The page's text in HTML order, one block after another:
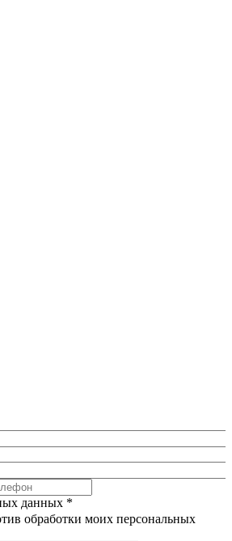
данных *
обработки моих персональных